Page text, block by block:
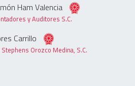
Ham Valencia
y Auditores S.C.
Carrillo
Orozco Medina, S.C.